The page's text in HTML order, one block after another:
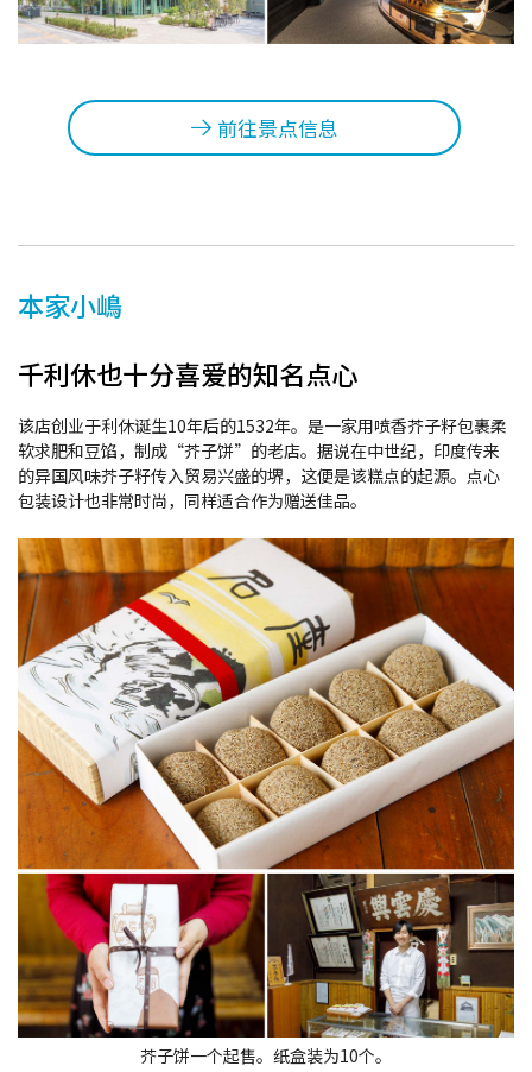
前往景点信息
本家小嶋
千利休也十分喜爱的知名点心
该店创业于利休诞生10年后的1532年。是一家用喷香芥子籽包裹柔
软求肥和豆馅，制成“芥子饼”的老店。据说在中世纪，印度传来
的异国风味芥子籽传入贸易兴盛的堺，这便是该糕点的起源。点心
包装设计也非常时尚，同样适合作为赠送佳品。
芥子饼一个起售。纸盒装为10个。